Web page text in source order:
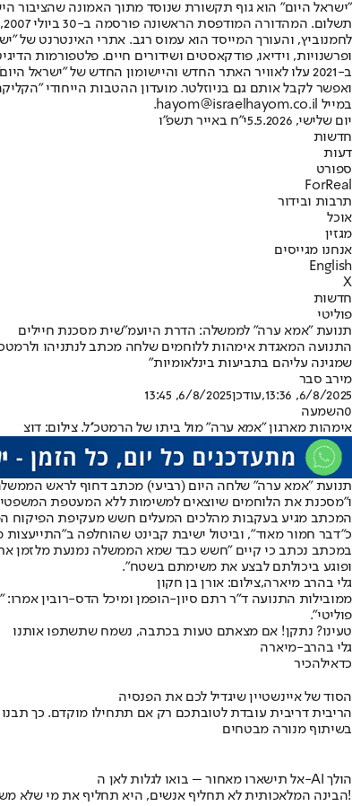
"ישראל היום" הוא גוף תקשורת שנוסד מתוך האמונה שהציבור
ופרשנויות, וידיאו, פודקאסטים ושידורים חיים. פלטפורמות
ב-2021 עלו לאוויר האתר החדש והיישומון החדש של
ואפשר לקבל אותם גם בניוזלטר. מועדון ההטבות הייחודי
במייל hayom@israelhayom.co.il.
יום שלישי, 5.5.2026
י"ח באייר תשפ"ו
חדשות
דעות
ספורט
ForReal
תרבות ובידור
אוכל
מגזין
אנחנו מגייסים
English
X
חדשות
פוליטי
תנועת "אמא ערה" לממשלה: הדרת היועמ"שית מסכנת חיילים
התנועה המאגדת אימהות ללוחמים שלחה מכתב לנתניהו
שמגינה עליהם בתביעות בינלאומיות"
מירב סבר
6/8/2025, 13:36
,עודכן6/8/2025, 13:45
0השמעה
אימהות מארגון "אמא ערה" מול ביתו של הרמטכ''ל. צילום: דוצ
תנועת "אמא ערה" שלחה היום (רביעי) מכתב דחוף לראש
ו"מסכנת את הלוחמים שיוצאים למשימות ללא המעטפת
המכתב מגיע בעקבות מהלכים המעלים חשש מעקיפת הפיקוח
כ"דבר חמור מאוד", וביטול ישיבת קבינט שהוחלפה
במכתב נכתב כי קיים "חשש כבד שמא הממשלה נמנעת מלזמן את
ופוגע ביכולתם לבצע את משימתם בשטח".
גלי בהרב מיארה,צילום: אורן בן חקון
ממובילות התנועה ד"ר רתם סיון-הופמן ומיכל הדס-רובין
פוליטי".
טעינו? נתקן! אם מצאתם טעות בכתבה, נשמח שתשתפו אותנו
גלי בהרב-מיארה
כדאילהכיר
הסוד של איינשטיין שיגדיל לכם את הפנסיה
הריבית דריבית עובדת לטובתכם רק אם תתחילו מוקדם. כך
בשיתוף מנורה מבטחים
אל תישארו מאחור – בואו לגלות לאן ה-AI הולך
הבינה המלאכותית לא תחליף אנשים, היא תחליף את מי שלא משתמש בה!